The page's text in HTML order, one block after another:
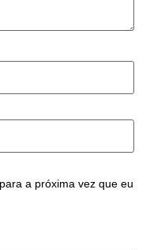
a próxima vez que eu